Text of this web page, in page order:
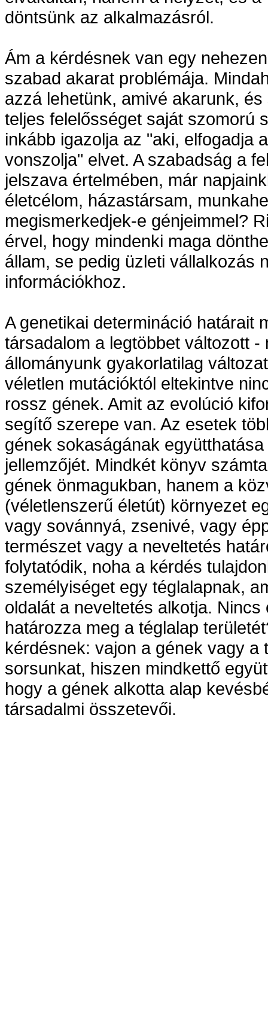
döntsünk az alkalmazásról.
Ám a kérdésnek van egy
szabad akarat problémája.
azzá lehetünk, amivé akarunk,
teljes felelősséget saját szomorú
inkább igazolja az "aki, elfogadja
vonszolja" elvet. A szabadság a
jelszava értelmében, már
életcélom, házastársam,
megismerkedjek-e génjeimmel?
érvel, hogy mindenki maga
állam, se pedig üzleti vállalkozás
információkhoz.
A genetikai determináció határait
társadalom a legtöbbet változott
állományunk gyakorlatilag
véletlen mutációktól eltekintve
rossz gének. Amit az evolúció
segítő szerepe van. Az esetek
gének sokaságának
jellemzőjét. Mindkét könyv
gének önmagukban, hanem a
(véletlenszerű életút) környezet
vagy sovánnyá, zsenivé, vagy
természet vagy a neveltetés
folytatódik, noha a kérdés
személyiséget egy téglalapnak,
oldalát a neveltetés alkotja.
határozza meg a téglalap
kérdésnek: vajon a gének vagy
sorsunkat, hiszen mindkettő
hogy a gének alkotta alap
társadalmi összetevői.